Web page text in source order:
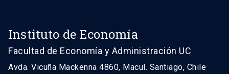
Instituto de Economía
Facultad de Economía y Administración UC
Avda. Vicuña Mackenna 4860, Macul. Santiago, Chile